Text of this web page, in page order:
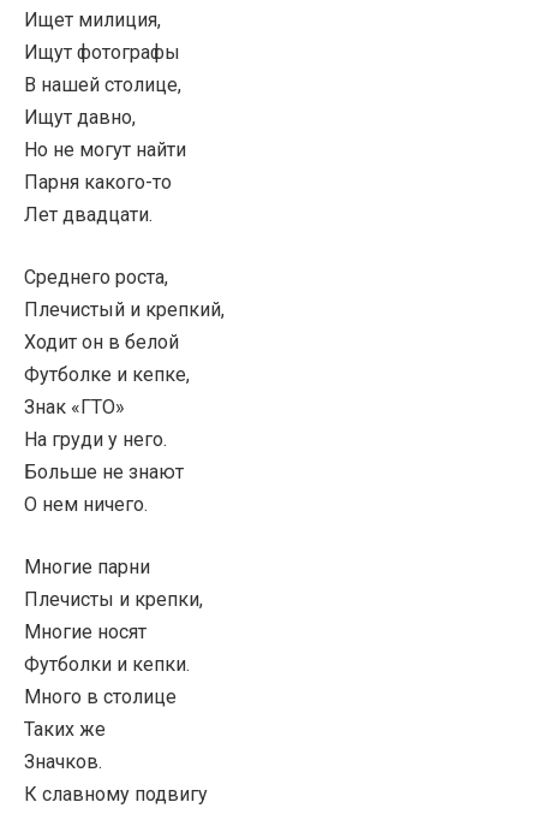
Ищет милиция,
Ищут фотографы
В нашей столице,
Ищут давно,
Но не могут найти
Парня какого-то
Лет двадцати.
Среднего роста,
Плечистый и крепкий,
Ходит он в белой
Футболке и кепке,
Знак «ГТО»
На груди у него.
Больше не знают
О нем ничего.
Многие парни
Плечисты и крепки,
Многие носят
Футболки и кепки.
Много в столице
Таких же
Значков.
К славному подвигу